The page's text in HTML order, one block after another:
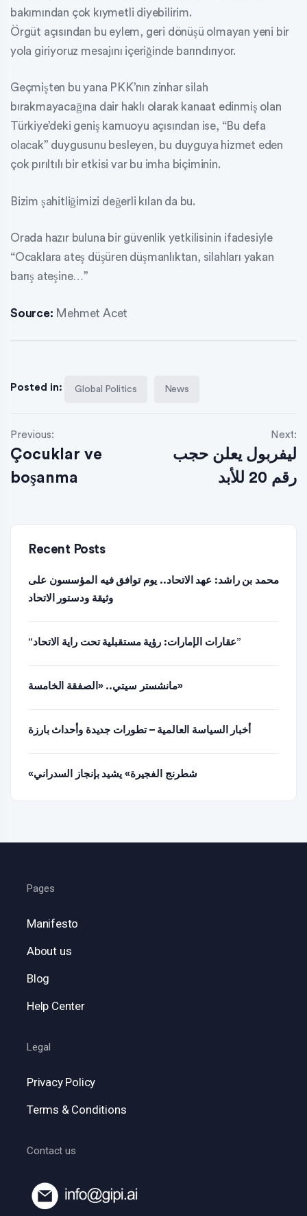
bakımından çok kıymetli diyebilirim.
Örgüt açısından bu eylem, geri dönüşü olmayan yeni bir
yola giriyoruz mesajını içeriğinde barındırıyor.
Geçmişten bu yana PKK’nın zinhar silah
bırakmayacağına dair haklı olarak kanaat edinmiş olan
Türkiye’deki geniş kamuoyu açısından ise, “Bu defa
olacak” duygusunu besleyen, bu duyguya hizmet eden
çok pırıltılı bir etkisi var bu imha biçiminin.
Bizim şahitliğimizi değerli kılan da bu.
Orada hazır buluna bir güvenlik yetkilisinin ifadesiyle
“Ocaklara ateş düşüren düşmanlıktan, silahları yakan
barış ateşine…”
Source: Mehmet Acet
Posted in: Global Politics News
Previous:
Çocuklar ve
boşanma
Next:
ليفربول يعلن حجب
رقم 20 للأبد
Recent Posts
محمد بن راشد: عهد الاتحاد.. يوم توافق فيه المؤسسون على
وثيقة ودستور الاتحاد
“عقارات الإمارات: رؤية مستقبلية تحت راية الاتحاد”
مانشستر سيتي.. «الصفقة الخامسة»
أخبار السياسة العالمية – تطورات جديدة وأحداث بارزة
«شطرنج الفجيرة» يشيد بإنجاز السدراني
Pages
Manifesto
About us
Blog
Help Center
Legal
Privacy Policy
Terms & Conditions
Contact us